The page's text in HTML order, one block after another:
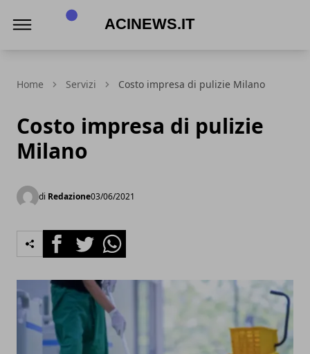
Home Servizi Costo impresa di pulizie Milano
Costo impresa di pulizie
Milano
di Redazione03/06/2021
FacebookTwitterWhatsapp